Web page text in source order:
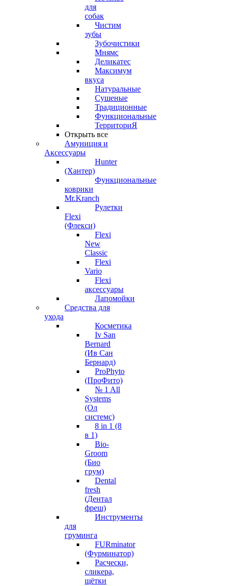
для
собак
Чистим
зубы
Зубочистики
Мнямс
Деликатес
Максимум
вкуса
Натуральные
Сушеные
Традиционные
Функциональные
ТерриториЯ
Открыть все
Амуниция и
Аксессуары
Hunter
(Хантер)
Функциональные
коврики
Mr.Kranch
Рулетки
Flexi
(Флекси)
Flexi
New
Classic
Flexi
Vario
Flexi
аксессуары
Лапомойки
Средства для
ухода
Косметика
Iv San
Bernard
(Ив Сан
Бернард)
ProPhyto
(ПроФито)
№ 1 All
Systems
(Ол
системс)
8 in 1 (8
в 1)
Bio-
Groom
(Био
грум)
Dental
fresh
(Дентал
фреш)
Инструменты
для
груминга
FURminator
(Фурминатор)
Расчески,
сликера,
щётки